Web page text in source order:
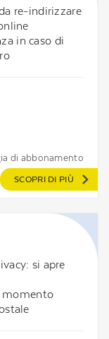
re-indirizzare
in caso di
di abbonamento
SCOPRI DI PIÙ
si apre
momento